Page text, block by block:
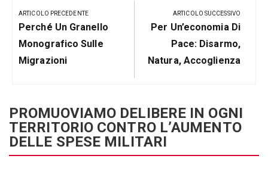
articoli
ARTICOLO PRECEDENTE
Articolo
Precedente:
Perché Un Granello
Monografico Sulle
Migrazioni
ARTICOLO SUCCESSIVO
Prossimo
Post
Per Un’economia Di
Pace: Disarmo,
Natura, Accoglienza
PROMUOVIAMO DELIBERE IN OGNI
TERRITORIO CONTRO L’AUMENTO
DELLE SPESE MILITARI